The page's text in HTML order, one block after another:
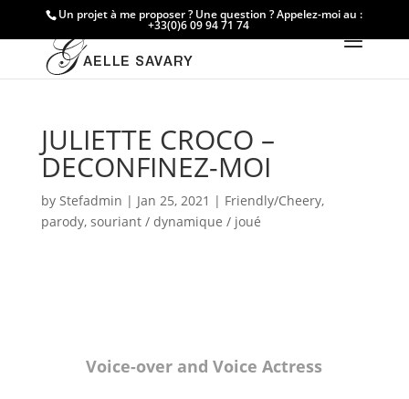
Un projet à me proposer ? Une question ? Appelez-moi au :
+33(0)6 09 94 71 74
JULIETTE CROCO –
DECONFINEZ-MOI
by Stefadmin | Jan 25, 2021 | Friendly/Cheery,
parody, souriant / dynamique / joué
Voice-over and Voice Actress